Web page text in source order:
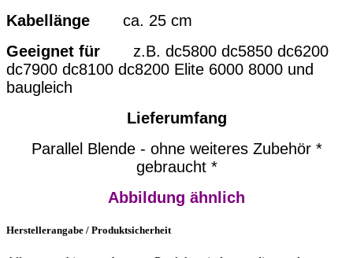
Kabellänge ca. 25 cm
Geeignet für z.B. dc5800 dc5850 dc6200
dc7900 dc8100 dc8200 Elite 6000 8000 und
baugleich
Lieferumfang
Parallel Blende - ohne weiteres Zubehör *
gebraucht *
Abbildung ähnlich
Herstellerangabe / Produktsicherheit